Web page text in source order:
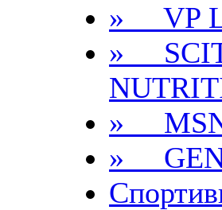
» VP
»
»
»